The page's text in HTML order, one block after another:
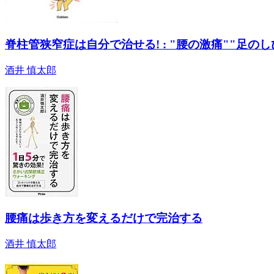
脊柱管狭窄症は自分で治せる! : "腰の激痛""足の
酒井 慎太郎
腰痛は歩き方を変えるだけで完治する
酒井 慎太郎